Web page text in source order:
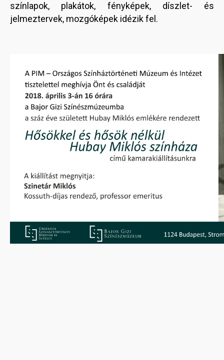
színlapok, plakátok, fényképek, díszlet- és
jelmeztervek, mozgóképek idézik fel.